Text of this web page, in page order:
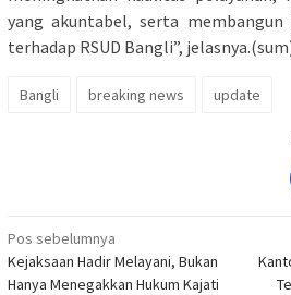
yang akuntabel, serta membangun
terhadap RSUD Bangli”,
Bangli breaking news update
Navigasi
pos
Pos sebelumnya
Kejaksaan Hadir Melayani, Bukan
Hanya Menegakkan Hukum Kajati